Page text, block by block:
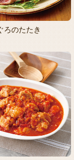
ろのたたき